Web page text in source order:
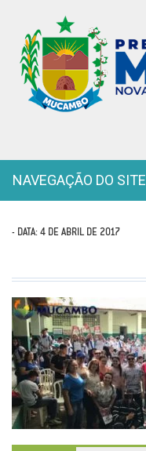
NAVEGAÇÃO DO SITE
- DATA: 4 DE ABRIL DE 2017